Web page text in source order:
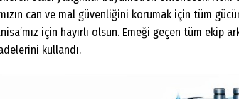
can ve mal güvenliğini korumak için tüm
için hayırlı olsun. Emeği geçen tüm ekip
kullandı.